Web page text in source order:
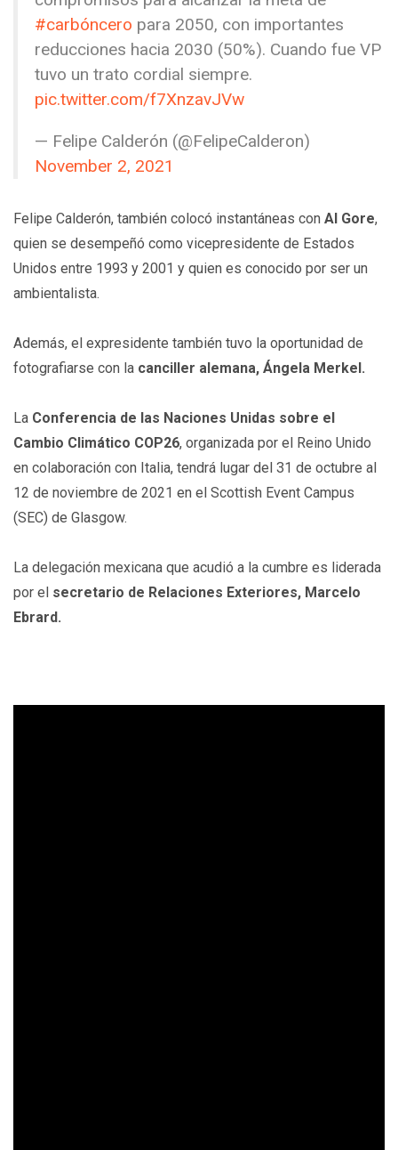
#carbóncero para 2050, con importantes
reducciones hacia 2030 (50%). Cuando fue VP
tuvo un trato cordial siempre.
pic.twitter.com/f7XnzavJVw
— Felipe Calderón (@FelipeCalderon)
November 2, 2021
Felipe Calderón, también colocó instantáneas con Al Gore,
quien se desempeñó como vicepresidente de Estados
Unidos entre 1993 y 2001 y quien es conocido por ser un
ambientalista.
Además, el expresidente también tuvo la oportunidad de
fotografiarse con la canciller alemana, Ángela Merkel.
La Conferencia de las Naciones Unidas sobre el
Cambio Climático COP26, organizada por el Reino Unido
en colaboración con Italia, tendrá lugar del 31 de octubre al
12 de noviembre de 2021 en el Scottish Event Campus
(SEC) de Glasgow.
La delegación mexicana que acudió a la cumbre es liderada
por el secretario de Relaciones Exteriores, Marcelo
Ebrard.